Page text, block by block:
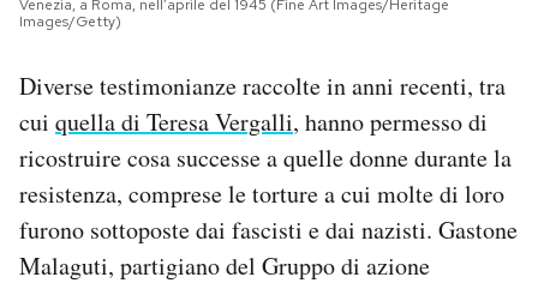
Venezia, a Roma, nell’aprile del 1945 (Fine Art Images/Heritage
Images/Getty)
Diverse testimonianze raccolte in anni recenti, tra
cui quella di Teresa Vergalli, hanno permesso di
ricostruire cosa successe a quelle donne durante la
resistenza, comprese le torture a cui molte di loro
furono sottoposte dai fascisti e dai nazisti. Gastone
Malaguti, partigiano del Gruppo di azione